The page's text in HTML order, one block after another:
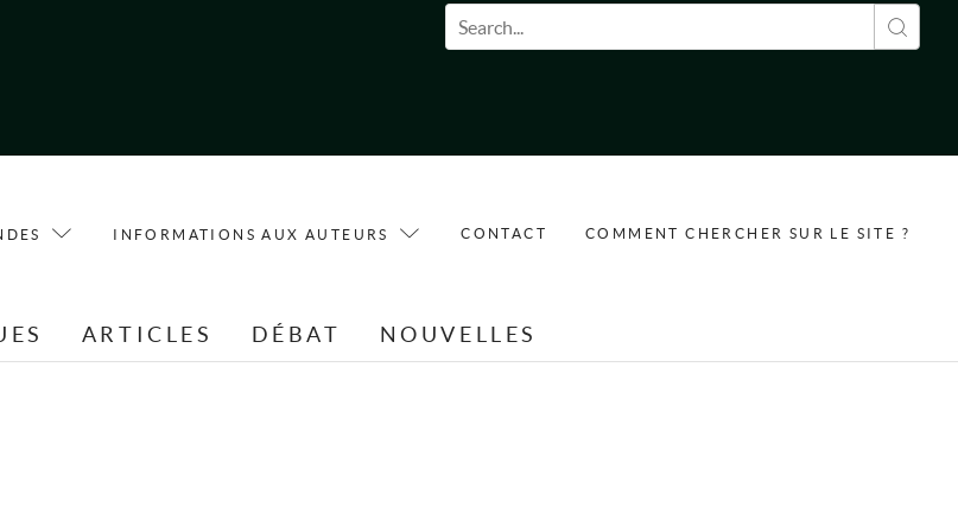
Formulaire de recherche
INFORMATIONS AUX AUTEURS CONTACT COMMENT CHERCHER SUR LE SITE ?
ARTICLES DÉBAT NOUVELLES